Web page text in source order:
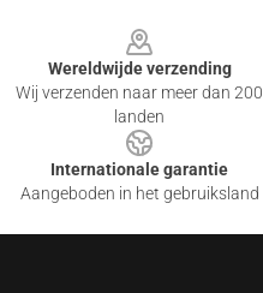
Wereldwijde verzending
Wij verzenden naar meer dan 200
landen
Internationale garantie
Aangeboden in het gebruiksland